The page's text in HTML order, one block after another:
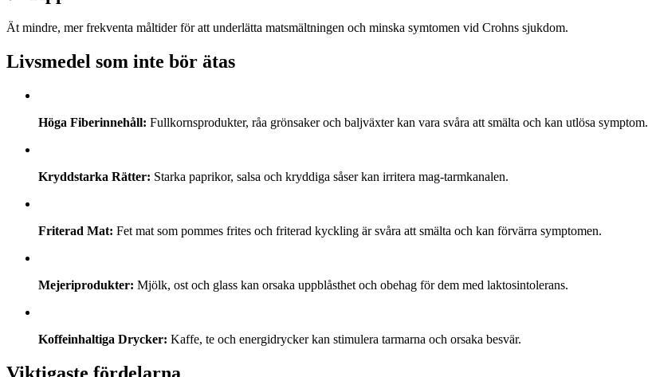
Ät mindre, mer frekventa måltider för att underlätta matsmältningen och minska symtomen vid Crohns sjukdom.
Livsmedel som inte bör ätas
Höga Fiberinnehåll: Fullkornsprodukter, råa grönsaker och baljväxter kan vara svåra att smälta och kan utlösa symptom.
Kryddstarka Rätter: Starka paprikor, salsa och kryddiga såser kan irritera mag-tarmkanalen.
Friterad Mat: Fet mat som pommes frites och friterad kyckling är svåra att smälta och kan förvärra symptomen.
Mejeriprodukter: Mjölk, ost och glass kan orsaka uppblåsthet och obehag för dem med laktosintolerans.
Koffeinhaltiga Drycker: Kaffe, te och energidrycker kan stimulera tarmarna och orsaka besvär.
Viktigaste fördelarna